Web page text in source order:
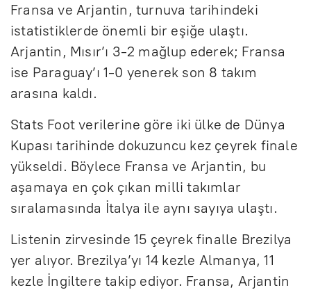
Fransa ve Arjantin, turnuva tarihindeki
istatistiklerde önemli bir eşiğe ulaştı.
Arjantin, Mısır’ı 3-2 mağlup ederek; Fransa
ise Paraguay’ı 1-0 yenerek son 8 takım
arasına kaldı.
Stats Foot verilerine göre iki ülke de Dünya
Kupası tarihinde dokuzuncu kez çeyrek finale
yükseldi. Böylece Fransa ve Arjantin, bu
aşamaya en çok çıkan milli takımlar
sıralamasında İtalya ile aynı sayıya ulaştı.
Listenin zirvesinde 15 çeyrek finalle Brezilya
yer alıyor. Brezilya’yı 14 kezle Almanya, 11
kezle İngiltere takip ediyor. Fransa, Arjantin